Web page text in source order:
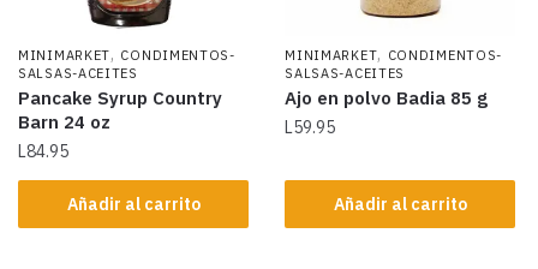
MINIMARKET, CONDIMENTOS-
SALSAS-ACEITES
Pancake Syrup Country
Barn 24 oz
L84.95
Añadir al carrito
MINIMARKET, CONDIMENTOS-
SALSAS-ACEITES
Ajo en polvo Badia 85 g
L59.95
Añadir al carrito